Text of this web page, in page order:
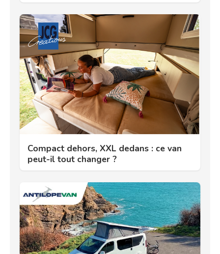
Compact dehors, XXL dedans : ce van
peut-il tout changer ?